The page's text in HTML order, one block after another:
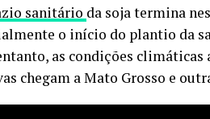
sanitário da soja termina
o início do plantio da
as condições climáticas
chegam a Mato Grosso e